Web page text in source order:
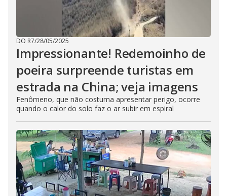
DO R7/28/05/2025
Impressionante! Redemoinho de
poeira surpreende turistas em
estrada na China; veja imagens
Fenômeno, que não costuma apresentar perigo, ocorre
quando o calor do solo faz o ar subir em espiral